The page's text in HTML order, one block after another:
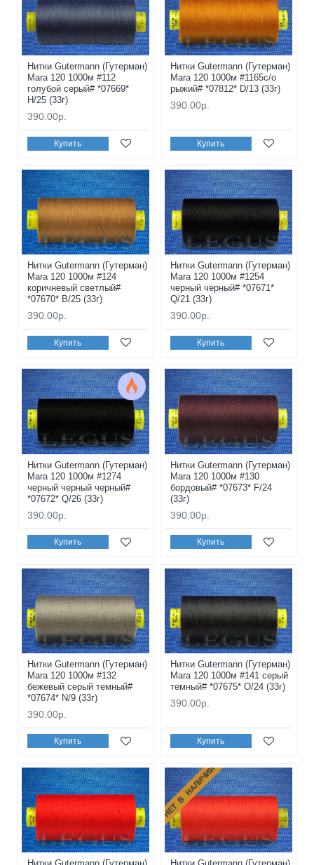
Нитки Gutermann (Гутерман)
Mara 120 1000м #112
голубой серый# *07669*
H/25 (33г)
390.00р.
Купить
Нитки Gutermann (Гутерман)
Mara 120 1000м #1165с/о
рыжий# *07812* D/13 (33г)
390.00р.
Купить
Нитки Gutermann (Гутерман)
Mara 120 1000м #124
коричневый светлый#
*07670* B/25 (33г)
390.00р.
Купить
Нитки Gutermann (Гутерман)
Mara 120 1000м #1254
черный черный# *07671*
Q/21 (33г)
390.00р.
Купить
Нитки Gutermann (Гутерман)
Mara 120 1000м #1274
черный черный черный#
*07672* Q/26 (33г)
390.00р.
Купить
Нитки Gutermann (Гутерман)
Mara 120 1000м #130
бордовый# *07673* F/24
(33г)
390.00р.
Купить
Нитки Gutermann (Гутерман)
Mara 120 1000м #132
бежевый серый темный#
*07674* N/9 (33г)
390.00р.
Купить
Нитки Gutermann (Гутерман)
Mara 120 1000м #141 серый
темный# *07675* O/24 (33г)
390.00р.
Купить
НЕТ В НАЛИЧИИ